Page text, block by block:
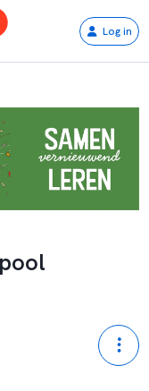
Log in